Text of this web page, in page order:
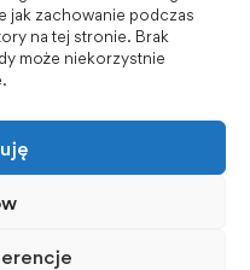
jak zachowanie podczas
na tej stronie. Brak
może niekorzystnie